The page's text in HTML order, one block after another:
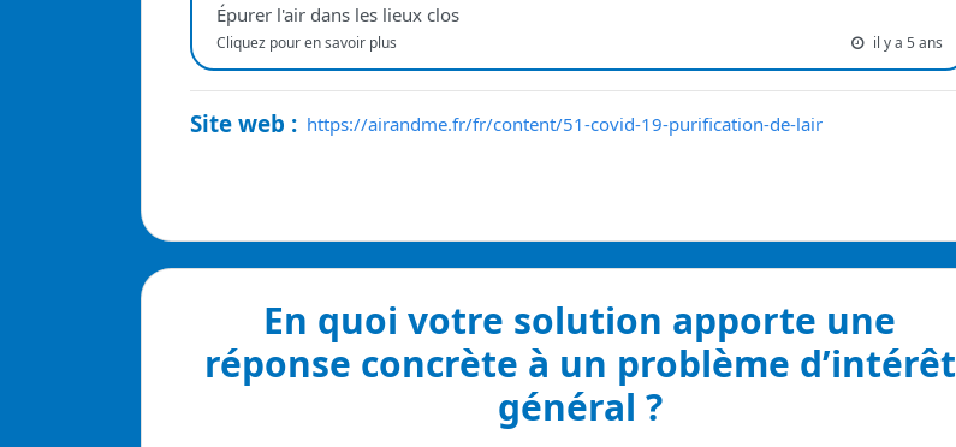
Épurer l'air dans les lieux clos
Cliquez pour en savoir plus il y a 5 ans
Site web : https://airandme.fr/fr/content/51-covid-19-purification-de-lair
En quoi votre solution apporte une
réponse concrète à un problème d’intérêt
général ?